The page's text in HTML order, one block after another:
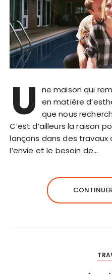
U
ne maison qui
en matière
que nous
C’est d’ailleurs la raison
lançons dans des travaux
l’envie et le besoin de…